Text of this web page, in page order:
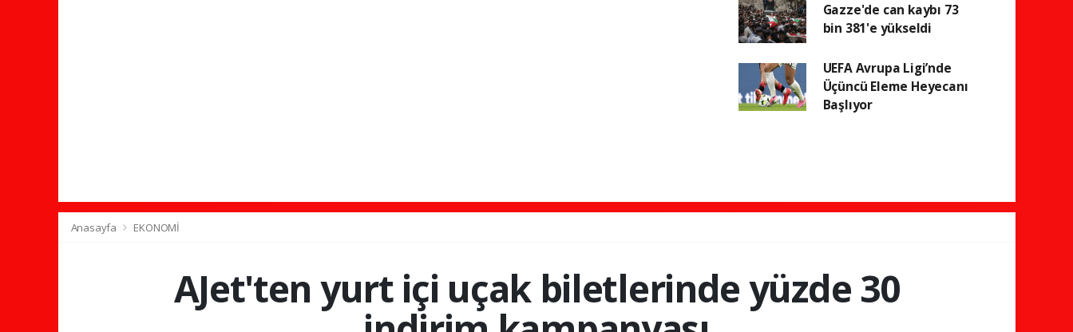
Gazze'de can kaybı 73
bin 381'e yükseldi
UEFA Avrupa Ligi’nde
Üçüncü Eleme Heyecanı
Başlıyor
Anasayfa EKONOMİ
AJet'ten yurt içi uçak biletlerinde yüzde 30